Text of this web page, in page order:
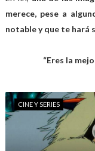
merece, pese a
notable y que te hará
“Eres la
CINE Y SERIES